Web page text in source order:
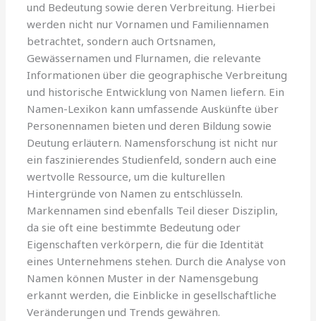
und Bedeutung sowie deren Verbreitung. Hierbei
werden nicht nur Vornamen und Familiennamen
betrachtet, sondern auch Ortsnamen,
Gewässernamen und Flurnamen, die relevante
Informationen über die geographische Verbreitung
und historische Entwicklung von Namen liefern. Ein
Namen-Lexikon kann umfassende Auskünfte über
Personennamen bieten und deren Bildung sowie
Deutung erläutern. Namensforschung ist nicht nur
ein faszinierendes Studienfeld, sondern auch eine
wertvolle Ressource, um die kulturellen
Hintergründe von Namen zu entschlüsseln.
Markennamen sind ebenfalls Teil dieser Disziplin,
da sie oft eine bestimmte Bedeutung oder
Eigenschaften verkörpern, die für die Identität
eines Unternehmens stehen. Durch die Analyse von
Namen können Muster in der Namensgebung
erkannt werden, die Einblicke in gesellschaftliche
Veränderungen und Trends gewähren.